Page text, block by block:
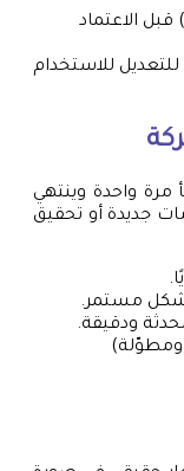
الاعتماد
للاستخدام
مرة واحدة وينتهي
جديدة أو تحقيق
مستمر.
ودقيقة.
ومطوّلة)